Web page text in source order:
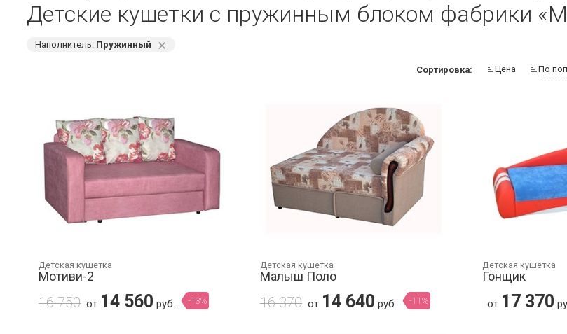
Детские кушетки с пружинным блоком фабрики
Наполнитель: Пружинный ⨯
Сортировка: Цена По
Детская кушетка
Мотиви-2
16 750 от 14 560 руб. -13%
Детская кушетка
Малыш Поло
16 370 от 14 640 руб. -11%
Детская кушетка
Гонщик
от 17 370